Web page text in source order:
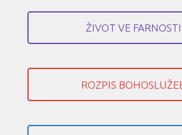
ŽIVOT VE FARNOSTI
ROZPIS